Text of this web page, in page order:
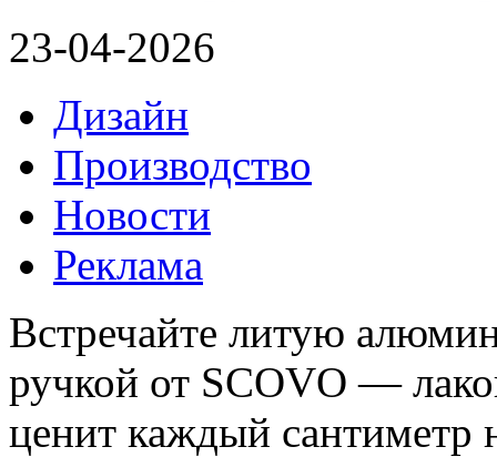
23-04-2026
Дизайн
Производство
Новости
Реклама
Встречайте литую
ручкой от SCOVO —
ценит каждый сантиметр